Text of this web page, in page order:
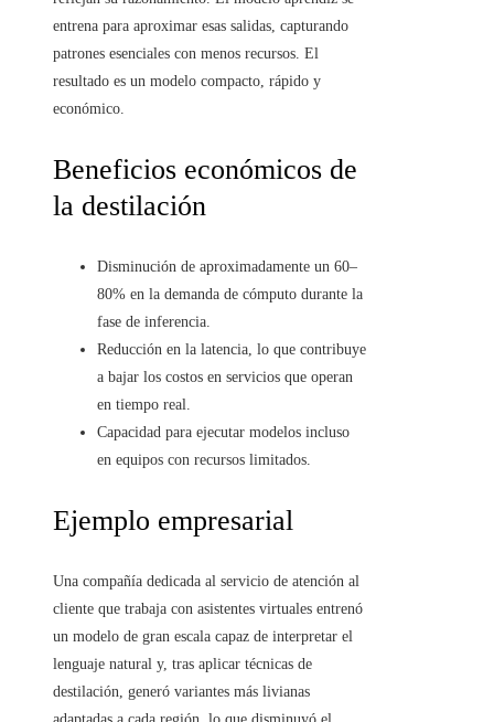
entrena para aproximar esas salidas, capturando
patrones esenciales con menos recursos. El
resultado es un modelo compacto, rápido y
económico.
Beneficios económicos de
la destilación
Disminución de aproximadamente un 60–
80% en la demanda de cómputo durante la
fase de inferencia.
Reducción en la latencia, lo que contribuye
a bajar los costos en servicios que operan
en tiempo real.
Capacidad para ejecutar modelos incluso
en equipos con recursos limitados.
Ejemplo empresarial
Una compañía dedicada al servicio de atención al
cliente que trabaja con asistentes virtuales entrenó
un modelo de gran escala capaz de interpretar el
lenguaje natural y, tras aplicar técnicas de
destilación, generó variantes más livianas